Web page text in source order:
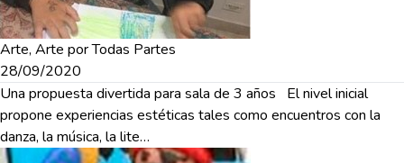
Arte, Arte por Todas Partes
28/09/2020
Una propuesta divertida para sala de 3 años El nivel inicial
propone experiencias estéticas tales como encuentros con la
danza, la música, la lite…